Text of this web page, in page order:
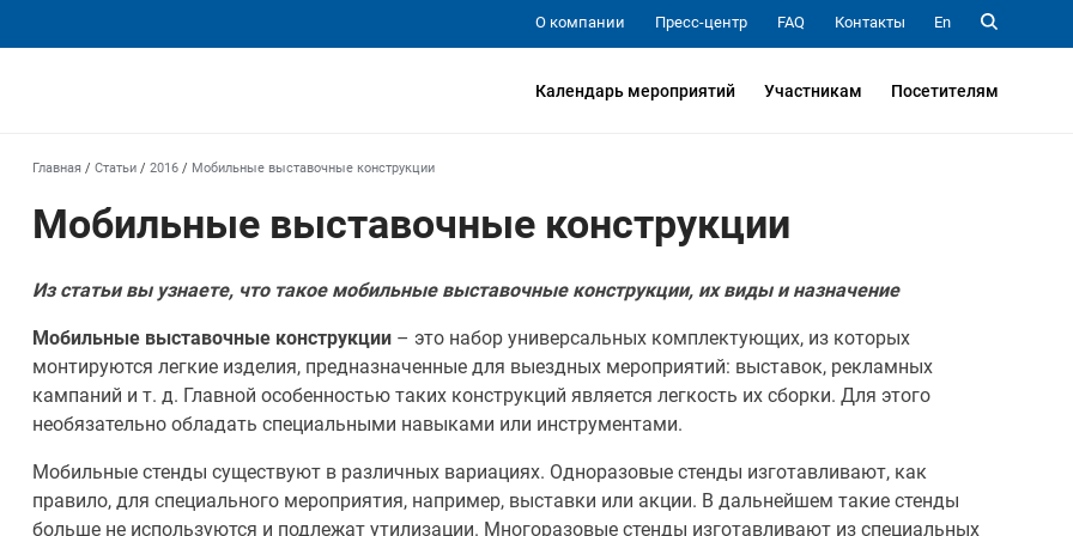
О компании Пресс-центр FAQ Контакты En
Календарь мероприятий Участникам Посетителям
Главная /Статьи /2016 / Мобильные выставочные конструкции
Мобильные выставочные конструкции
Из статьи вы узнаете, что такое мобильные выставочные конструкции, их виды и назначение
Мобильные выставочные конструкции – это набор универсальных комплектующих, из которых
монтируются легкие изделия, предназначенные для выездных мероприятий: выставок, рекламных
кампаний и т. д. Главной особенностью таких конструкций является легкость их сборки. Для этого
необязательно обладать специальными навыками или инструментами.
Мобильные стенды существуют в различных вариациях. Одноразовые стенды изготавливают, как
правило, для специального мероприятия, например, выставки или акции. В дальнейшем такие стенды
больше не используются и подлежат утилизации. Многоразовые стенды изготавливают из специальных